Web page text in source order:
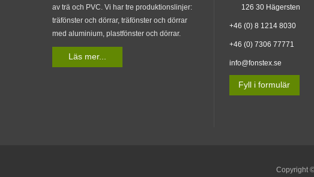
av trä och PVC. Vi har tre produktionslinjer:
träfönster och dörrar, träfönster och dörrar
med aluminium, plastfönster och dörrar.
Läs mer...
126 30 Hägersten
+46 (0) 8 1214 8030
+46 (0) 7306 77771
info@fonstex.se
Fyll i formulär
Copyright